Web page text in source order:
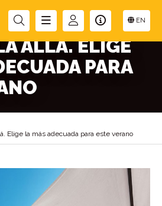
EN
AQUÍ Y
ALLÁ. ELIGE
PARA
Elige la más adecuada para este verano